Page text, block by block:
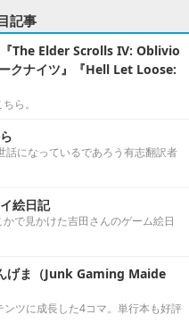
記事
The Elder Scrolls IV: Oblivio
クナイツ』『Hell Let Loose:
ら。
話になっているであろう有志翻訳者
絵日記
で見かけた吉田さんのゲーム絵日
げま（Junk Gaming Maide
ツに成長した4コマ。単行本も好評